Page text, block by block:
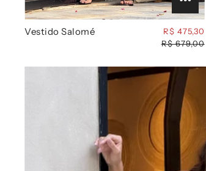
Vestido Salomé
R$ 475,30
R$ 679,00